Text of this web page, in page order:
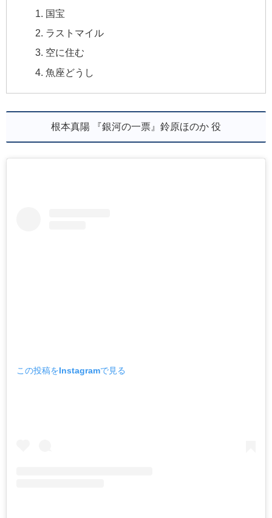
国宝
ラストマイル
空に住む
魚座どうし
根本真陽 『銀河の一票』鈴原ほのか 役
この投稿をInstagramで見る